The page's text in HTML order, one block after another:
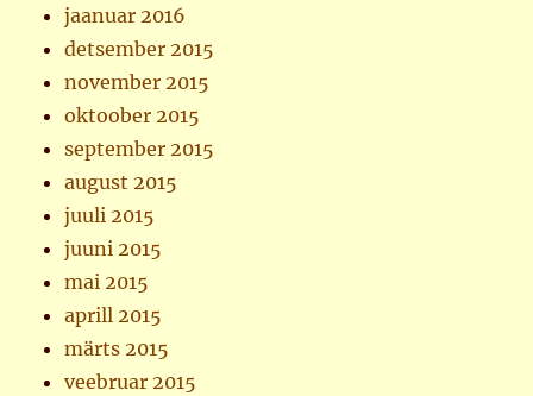
jaanuar 2016
detsember 2015
november 2015
oktoober 2015
september 2015
august 2015
juuli 2015
juuni 2015
mai 2015
aprill 2015
märts 2015
veebruar 2015